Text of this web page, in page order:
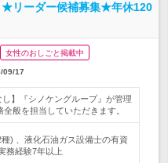
★リーダー候補募集★年休120
女性のおしごと掲載中
09/17
し】『シノケングループ』が管理
般を担当していただきます。
) 、液化石油ガス設備士の有資
務経験7年以上